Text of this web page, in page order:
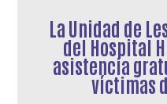
La Unidad de
del Hospital
asistencia
víctimas